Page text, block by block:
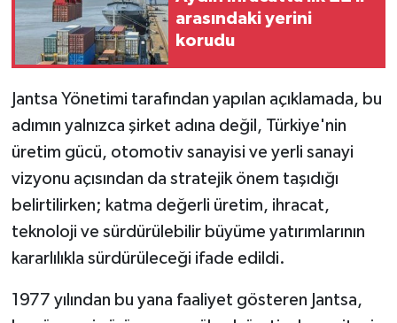
arasındaki yerini
korudu
Jantsa Yönetimi tarafından yapılan açıklamada, bu
adımın yalnızca şirket adına değil, Türkiye'nin
üretim gücü, otomotiv sanayisi ve yerli sanayi
vizyonu açısından da stratejik önem taşıdığı
belirtilirken; katma değerli üretim, ihracat,
teknoloji ve sürdürülebilir büyüme yatırımlarının
kararlılıkla sürdürüleceği ifade edildi.
1977 yılından bu yana faaliyet gösteren Jantsa,